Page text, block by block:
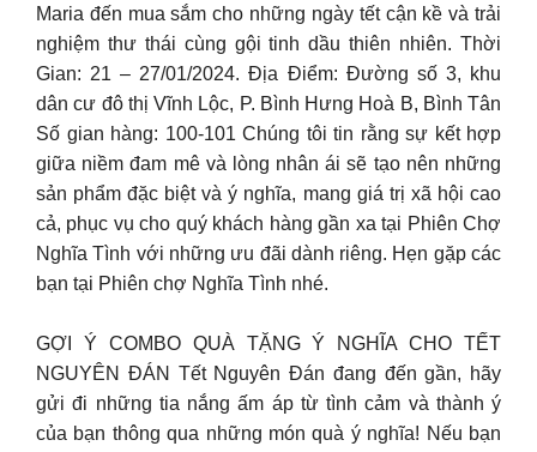
Maria đến mua sắm cho những ngày tết cận kề và trải
nghiệm thư thái cùng gội tinh dầu thiên nhiên. Thời
Gian: 21 – 27/01/2024. Địa Điểm: Đường số 3, khu
dân cư đô thị Vĩnh Lộc, P. Bình Hưng Hoà B, Bình Tân
Số gian hàng: 100-101 Chúng tôi tin rằng sự kết hợp
giữa niềm đam mê và lòng nhân ái sẽ tạo nên những
sản phẩm đặc biệt và ý nghĩa, mang giá trị xã hội cao
cả, phục vụ cho quý khách hàng gần xa tại Phiên Chợ
Nghĩa Tình với những ưu đãi dành riêng. Hẹn gặp các
bạn tại Phiên chợ Nghĩa Tình nhé.
GỢI Ý COMBO QUÀ TẶNG Ý NGHĨA CHO TẾT
NGUYÊN ĐÁN Tết Nguyên Đán đang đến gần, hãy
gửi đi những tia nắng ấm áp từ tình cảm và thành ý
của bạn thông qua những món quà ý nghĩa! Nếu bạn